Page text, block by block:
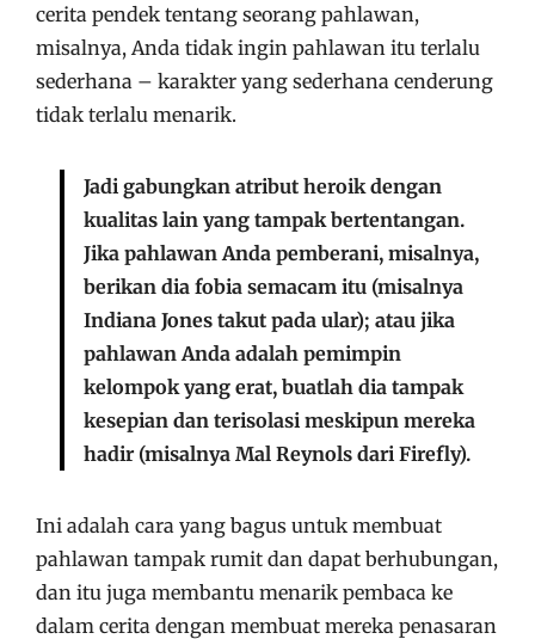
cerita pendek tentang seorang pahlawan,
misalnya, Anda tidak ingin pahlawan itu terlalu
sederhana – karakter yang sederhana cenderung
tidak terlalu menarik.
Jadi gabungkan atribut heroik dengan
kualitas lain yang tampak bertentangan.
Jika pahlawan Anda pemberani, misalnya,
berikan dia fobia semacam itu (misalnya
Indiana Jones takut pada ular); atau jika
pahlawan Anda adalah pemimpin
kelompok yang erat, buatlah dia tampak
kesepian dan terisolasi meskipun mereka
hadir (misalnya Mal Reynols dari Firefly).
Ini adalah cara yang bagus untuk membuat
pahlawan tampak rumit dan dapat berhubungan,
dan itu juga membantu menarik pembaca ke
dalam cerita dengan membuat mereka penasaran